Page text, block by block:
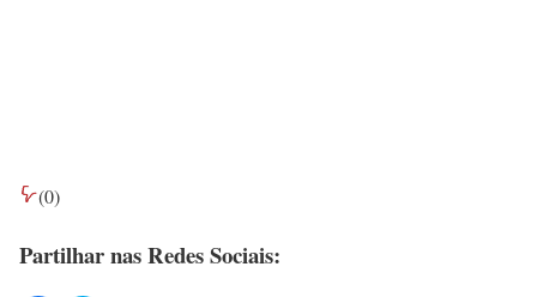
(0)
Partilhar nas Redes Sociais: